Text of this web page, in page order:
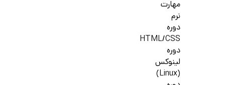
مهارت
نرم
دوره
HTML/CSS
دوره
لینوکس
(Linux)